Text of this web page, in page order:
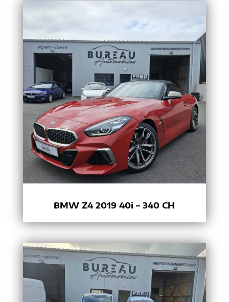
BMW Z4 2019 40i – 340 CH